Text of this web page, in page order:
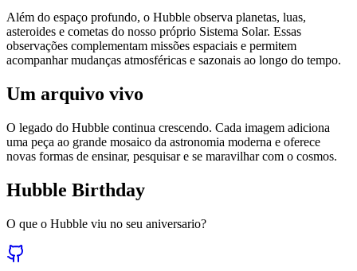
Além do espaço profundo, o Hubble observa planetas, luas,
asteroides e cometas do nosso próprio Sistema Solar. Essas
observações complementam missões espaciais e permitem
acompanhar mudanças atmosféricas e sazonais ao longo do tempo.
Um arquivo vivo
O legado do Hubble continua crescendo. Cada imagem adiciona
uma peça ao grande mosaico da astronomia moderna e oferece
novas formas de ensinar, pesquisar e se maravilhar com o cosmos.
Hubble Birthday
O que o Hubble viu no seu aniversario?